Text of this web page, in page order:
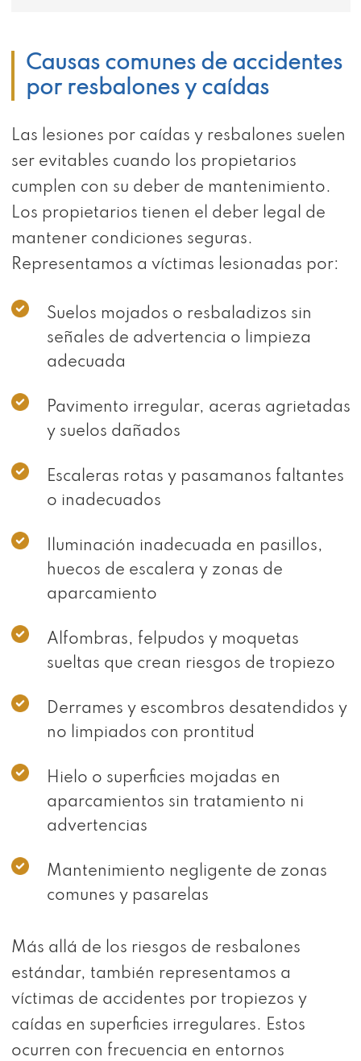
Causas comunes de accidentes
por resbalones y caídas
Las lesiones por caídas y resbalones suelen
ser evitables cuando los propietarios
cumplen con su deber de mantenimiento.
Los propietarios tienen el deber legal de
mantener condiciones seguras.
Representamos a víctimas lesionadas por:
Suelos mojados o resbaladizos sin
señales de advertencia o limpieza
adecuada
Pavimento irregular, aceras agrietadas
y suelos dañados
Escaleras rotas y pasamanos faltantes
o inadecuados
Iluminación inadecuada en pasillos,
huecos de escalera y zonas de
aparcamiento
Alfombras, felpudos y moquetas
sueltas que crean riesgos de tropiezo
Derrames y escombros desatendidos y
no limpiados con prontitud
Hielo o superficies mojadas en
aparcamientos sin tratamiento ni
advertencias
Mantenimiento negligente de zonas
comunes y pasarelas
Más allá de los riesgos de resbalones
estándar, también representamos a
víctimas de accidentes por tropiezos y
caídas en superficies irregulares. Estos
ocurren con frecuencia en entornos